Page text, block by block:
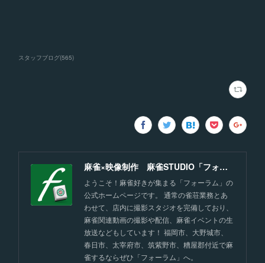
スタッフブログ(565)
麻雀×映像制作 麻雀STUDIO「フォーラム」福岡
ようこそ！麻雀好きが集まる「フォーラム」の
公式ホームページです。 通常の雀荘業務とあ
わせて、店内に撮影スタジオを完備しており、
麻雀関連動画の撮影や配信、麻雀イベントの生
放送などもしています！ 福岡市、大野城市、
春日市、太宰府市、筑紫野市、糟屋郡付近で麻
雀するならぜひ「フォーラム」へ。